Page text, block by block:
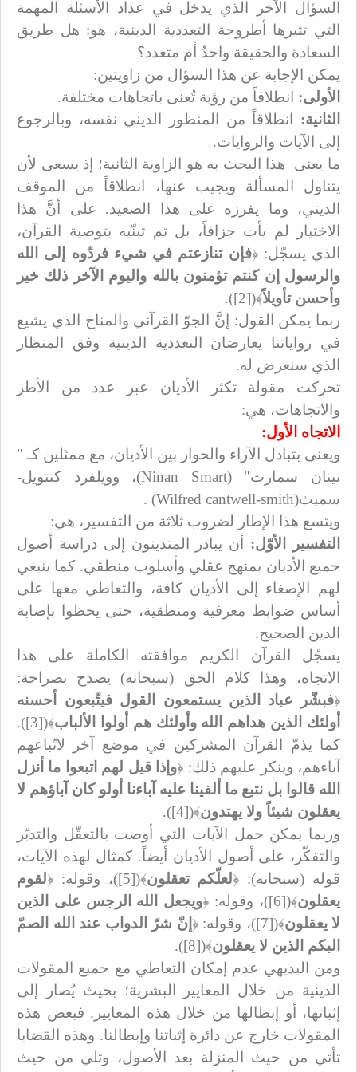
السؤال الآخر الذي يدخل في عداد الأسئلة المهمة
التي تثيرها أطروحة التعددية الدينية، هو: هل طريق
السعادة والحقيقة واحدٌ أم متعدد؟
يمكن الإجابة عن هذا السؤال من زاويتين:
الأولى: انطلاقاً من رؤية تُعنى باتجاهات مختلفة.
الثانية: انطلاقاً من المنظور الديني نفسه، وبالرجوع
إلى الآيات والروايات.
ما يعنى
هذا البحث به هو الزاوية الثانية؛ إذ يسعى لأن
يتناول المسألة ويجيب عنها، انطلاقاً من الموقف
الديني، وما يفرزه على هذا الصعيد. على أنَّ هذا
الاختيار لم يأت جزافاً، بل تم تبنّيه بتوصية القرآن،
الذي يسجّل: ﴿فإن تنازعتم في شيء فردّوه إلى الله
والرسول إن كنتم تؤمنون بالله واليوم الآخر ذلك خير
وأحسن تأويلاً﴾([2]).
ربما يمكن القول: إنَّ الجوّ القرآني والمناخ الذي يشيع
في رواياتنا يعارضان التعددية الدينية وفق المنظار
الذي سنعرض له.
تحركت مقولة تكثر الأديان عبر عدد من الأطر
والاتجاهات، هي:
الاتجاه الأول:
ويعنى بتبادل الآراء والحوار بين الأديان، مع ممثلين كـ "
نينان سمارت" (Ninan Smart)، وويلفرد كنتويل-
سميث(Wilfred cantwell-smith
) .
ويتسع هذا الإطار لضروب ثلاثة من التفسير، هي:
التفسير الأوّل: أن يبادر المتدينون إلى دراسة أصول
جميع الأديان بمنهج عقلي وأسلوب منطقي. كما ينبغي
لهم الإصغاء إلى الأديان كافة، والتعاطي معها على
أساس ضوابط معرفية ومنطقية، حتى يحظوا بإصابة
الدين الصحيح.
يسجّل القرآن الكريم موافقته الكاملة على هذا
الاتجاه، وهذا كلام الحق (سبحانه) يصدح بصراحة:
﴿فبشّر عباد الذين يستمعون القول فيتّبعون أحسنه
أولئك الذين هداهم الله وأولئك هم أولوا الألباب
﴾([3]).
كما يذمّ القرآن المشركين في موضع آخر لاتّباعهم
آباءهم، وينكر عليهم ذلك: ﴿وإذا قيل لهم اتبعوا ما أنزل
الله قالوا بل نتبع ما ألفينا عليه آباءنا أولو كان آباؤهم لا
يعقلون شيئاً ولا يهتدون﴾([4]).
وربما يمكن حمل الآيات التي أوصت بالتعقّل والتدبّر
والتفكّر، على أصول الأديان أيضاً. كمثال لهذه الآيات،
قوله (سبحانه): ﴿لعلّكم تعقلون﴾([5])، وقوله: ﴿
لقوم
يعقلون﴾([6])، وقوله: ﴿
ويجعل الله الرجس على الذين
لا يعقلون﴾([7])، وقوله: ﴿
إنّ شرّ الدواب عند الله الصمّ
البكم الذين لا يعقلون﴾([8]).
ومن البديهي عدم إمكان التعاطي مع جميع المقولات
الدينية من خلال المعايير البشرية؛ بحيث يُصار إلى
إثباتها، أو إبطالها من خلال هذه المعايير. فبعض هذه
المقولات خارج عن دائرة إثباتنا وإبطالنا. وهذه القضايا
تأتي من حيث المنزلة بعد الأصول، وتلي من حيث